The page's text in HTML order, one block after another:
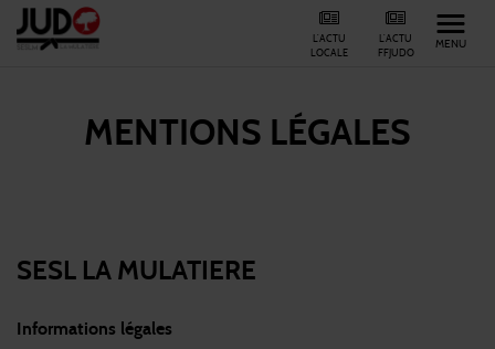
L'ACTU
FFJUDO
L'ACTU
LOCALE
MENU
MENTIONS LÉGALES
SESL LA MULATIERE
Informations légales